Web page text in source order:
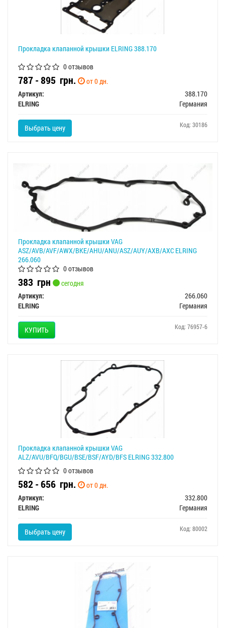
Прокладка клапанной крышки ELRING 388.170
0 отзывов
787 - 895 грн.
от 0 дн.
Артикул:
388.170
ELRING
Германия
Выбрать цену Код: 30186
Прокладка клапанной крышки VAG
ASZ/AVB/AVF/AWX/BKE/AHU/ANU/ASZ/AUY/AXB/AXC ELRING
266.060
0 отзывов
383 грн
сегодня
Артикул:
266.060
ELRING
Германия
КУПИТЬ Код: 76957-6
Прокладка клапанной крышки VAG
ALZ/AVU/BFQ/BGU/BSE/BSF/AYD/BFS ELRING 332.800
0 отзывов
582 - 656 грн.
от 0 дн.
Артикул:
332.800
ELRING
Германия
Выбрать цену Код: 80002